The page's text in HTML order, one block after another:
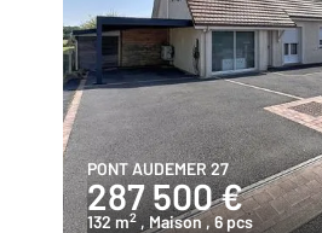
PONT AUDEMER 27
287 500 €
132 m2 , Maison, 6 pcs